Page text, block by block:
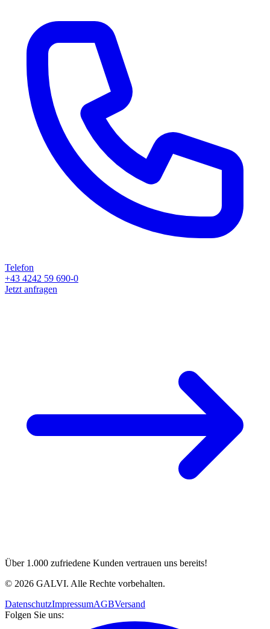
Telefon
+43 4242 59 690-0
Jetzt anfragen
Über 1.000 zufriedene Kunden vertrauen uns bereits!
© 2026 GALVI. Alle Rechte vorbehalten.
DatenschutzImpressumAGBVersand
Folgen Sie uns: